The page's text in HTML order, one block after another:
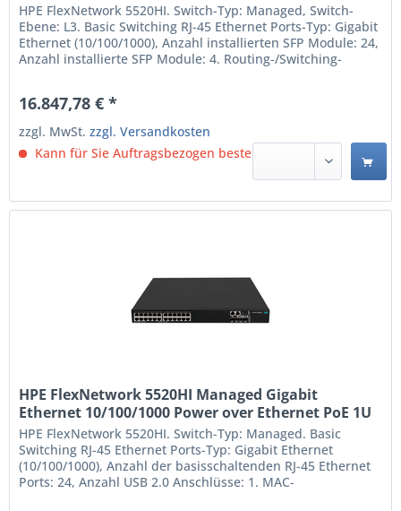
HPE FlexNetwork 5520HI. Switch-Typ: Managed, Switch-
Ebene: L3. Basic Switching RJ-45 Ethernet Ports-Typ: Gigabit
Ethernet (10/100/1000), Anzahl installierten SFP Module: 24,
Anzahl installierte SFP Module: 4. Routing-/Switching-
Gbit/s Rack-Einbau Stapelbar AC/DC
16.847,78 € *
zzgl. MwSt.zzgl. Versandkosten
Kann für Sie Auftragsbezogen bestellt werden.
HPE FlexNetwork 5520HI Managed Gigabit
Ethernet 10/100/1000 Power over Ethernet PoE 1U
Schwarz (R8M28A)
HPE FlexNetwork 5520HI. Switch-Typ: Managed. Basic
Switching RJ-45 Ethernet Ports-Typ: Gigabit Ethernet
(10/100/1000), Anzahl der basisschaltenden RJ-45 Ethernet
Ports: 24, Anzahl USB 2.0 Anschlüsse: 1. MAC-